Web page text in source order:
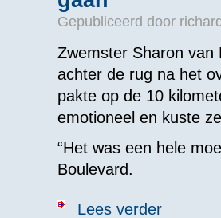
Gepubliceerd door
Zwemster Sharon van
achter de rug na het
pakte op de 10
emotioneel en kuste
“Het was een hele
Boulevard.
Lees verderover